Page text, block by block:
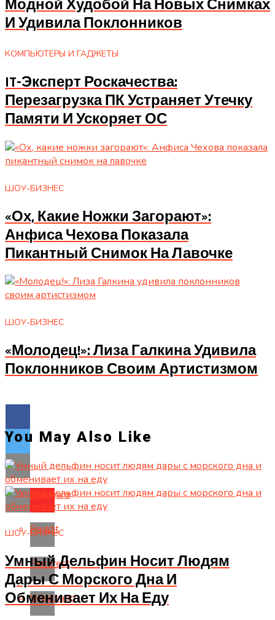
Модной Худобой На Новых Снимках
И Удивила Поклонников
КОМПЬЮТЕРЫ И ГАДЖЕТЫ
IT-Эксперт Роскачества:
Перезагрузка ПК Устраняет Утечку
Памяти И Ускоряет ОС
ШОУ-БИЗНЕС
«Ох, Какие Ножки Загорают»:
Анфиса Чехова Показала
Пикантный Снимок На Лавочке
ШОУ-БИЗНЕС
«Молодец!»: Лиза Галкина Удивила
Поклонников Своим Артистизмом
Flipboard
Reddit
Pinterest
Whatsapp
You May Also Like
ШОУ-БИЗНЕС
Умный Дельфин Носит Людям
Дары С Морского Дна И
Обменивает Их На Еду